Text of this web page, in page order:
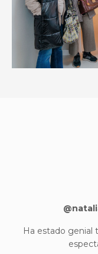
Ha estado genial